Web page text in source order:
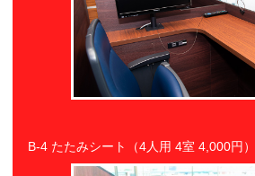
B-4 たたみシート（4人用 4室 4,000円）